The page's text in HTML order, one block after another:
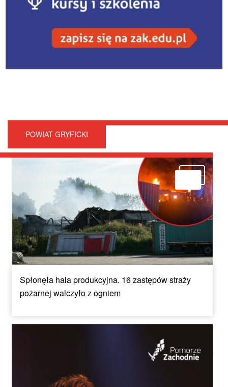
POWIAT GRYFICKI
Spłonęła hala produkcyjna. 16 zastępów straży
pożarnej walczyło z ogniem